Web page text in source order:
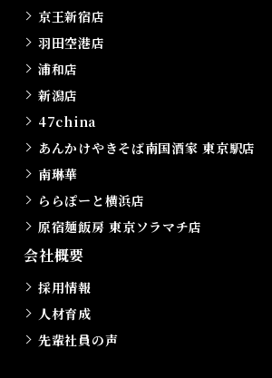
京王新宿店
羽田空港店
浦和店
新潟店
47china
あんかけやきそば南国酒家 東京駅店
南琳華
ららぽーと横浜店
原宿麺飯房 東京ソラマチ店
会社概要
採用情報
人材育成
先輩社員の声